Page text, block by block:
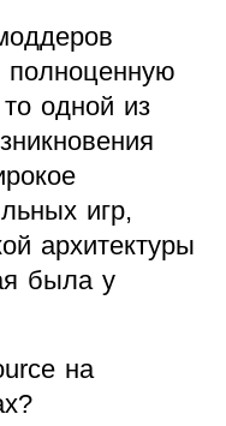
полноценную
одной из
игр,
архитектуры
была у
на